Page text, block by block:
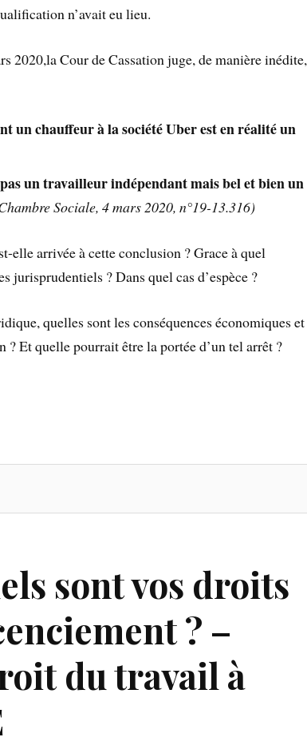
n’avait eu lieu.
2020,la Cour de Cassation juge, de manière inédite,
un chauffeur à la société Uber est en réalité un
un travailleur indépendant mais bel et bien un
Sociale, 4 mars 2020, n°19-13.316)
elle arrivée à cette conclusion ? Grace à quel
jurisprudentiels ? Dans quel cas d’espèce ?
quelles sont les conséquences économiques et
? Et quelle pourrait être la portée d’un tel arrêt ?
sont vos droits
? –
du travail à